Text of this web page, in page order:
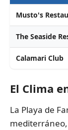
Musto's
The Seaside
Calamari Club
El Clima
La Playa de